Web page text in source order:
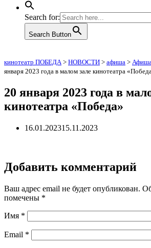
Search for:
Search Button
кинотеатр ПОБЕДА> НОВОСТИ > афиша > Афиша
января 2023 года в малом зале кинотеатра
20 января 2023 года в
кинотеатра «Победа»
16.01.202315.11.2023
Добавить комментарий
Ваш адрес email не будет опубликован.
помечены *
Имя *
Email *